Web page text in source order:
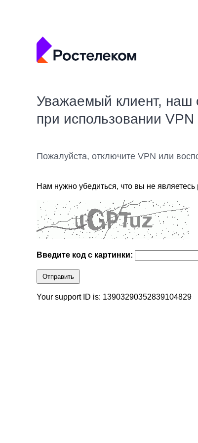
Уважаемый клиент, наш
при использовании VPN
Пожалуйста, отключите VPN или
Нам нужно убедиться, что вы не являетесь
Введите код с картинки:
Отправить
Your support ID is: 13903290352839104829